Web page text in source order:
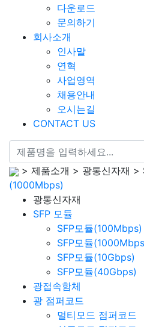
다운로드
문의하기
회사소개
인사말
연혁
사업영역
채용안내
오시는길
CONTACT US
> 제품소개 > 광통신자재 >
(1000Mbps)
광통신자재
SFP 모듈
SFP모듈(100Mbps)
SFP모듈
SFP모듈(10Gbps)
SFP모듈(40Gbps)
광접속함체
광 점퍼코드
멀티모드 점퍼코드